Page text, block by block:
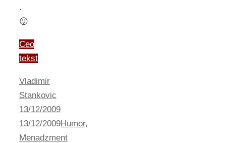
.
😛
Ceo
tekst
Vladimir
Stankovic
13/12/2009
13/12/2009Humor,
Menadzment